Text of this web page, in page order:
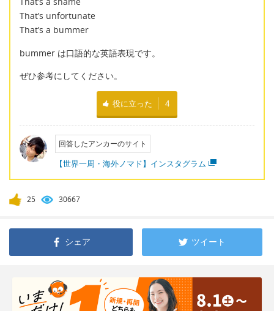
That’s unfortunate
That’s a bummer
bummer は口語的な英語表現です。
ぜひ参考にしてください。
役に立った 4
回答したアンカーのサイト
【世界一周・海外ノマド】インスタグラム
25 30667
シェア ツイート